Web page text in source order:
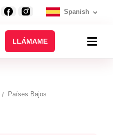
Spanish
LLÁMAME
Países Bajos